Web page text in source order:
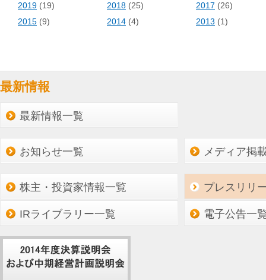
2019 (19) 2018 (25) 2017 (26)
2015 (9) 2014 (4) 2013 (1)
最新情報
最新情報一覧
お知らせ一覧 メディア掲
株主・投資家情報一覧 プレスリリ
IRライブラリー一覧 電子公告一